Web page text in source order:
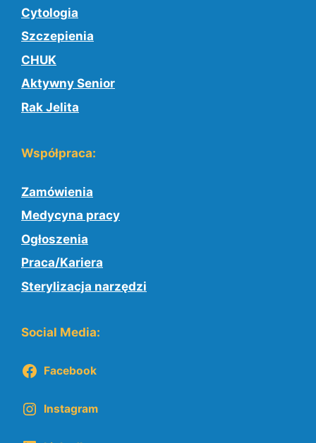
Cytologia
Szczepienia
CHUK
Aktywny Senior
Rak Jelita
Współpraca:
Zamówienia
Medycyna pracy
Ogłoszenia
Praca/Kariera
Sterylizacja narzędzi
Social Media:
Facebook
Instagram